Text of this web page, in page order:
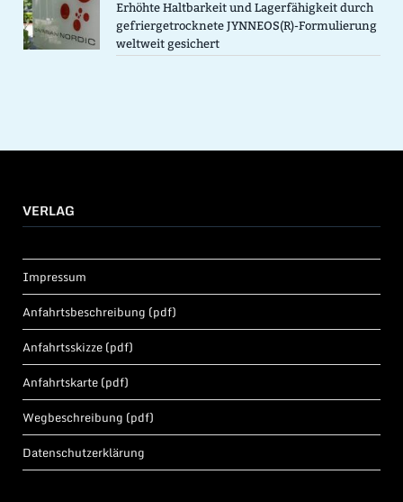
Erhöhte Haltbarkeit und Lagerfähigkeit durch
gefriergetrocknete JYNNEOS(R)-Formulierung
weltweit gesichert
VERLAG
Impressum
Anfahrtsbeschreibung (pdf)
Anfahrtsskizze (pdf)
Anfahrtskarte (pdf)
Wegbeschreibung (pdf)
Datenschutzerklärung